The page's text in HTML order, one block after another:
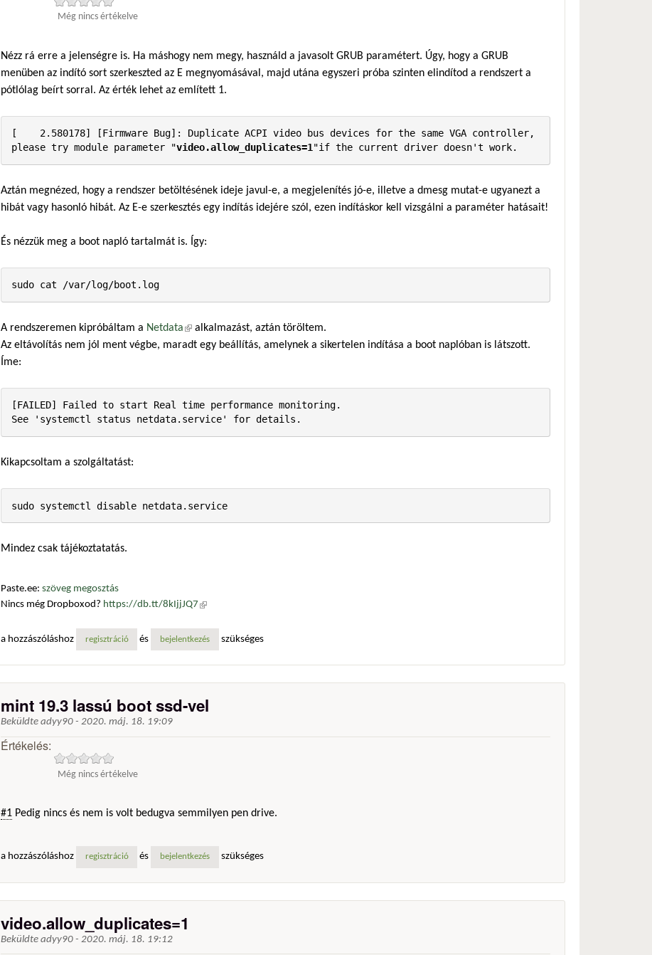
Még nincs értékelve
Nézz rá erre a jelenségre is. Ha máshogy nem megy, használd a javasolt GRUB paramétert. Úgy, hogy a GRUB
menüben az indító sort szerkeszted az E megnyomásával, majd utána egyszeri próba szinten elindítod a rendszert a
pótlólag beírt sorral. Az érték lehet az említett 1.
[    2.580178] [Firmware Bug]: Duplicate ACPI video bus devices for the same VGA controller,
please try module parameter "video.allow_duplicates=1"if the current driver doesn't work.
Aztán megnézed, hogy a rendszer betöltésének ideje javul-e, a megjelenítés jó-e, illetve a dmesg mutat-e ugyanezt a
hibát vagy hasonló hibát. Az E-e szerkesztés egy indítás idejére szól, ezen indításkor kell vizsgálni a paraméter hatásait!
És nézzük meg a boot napló tartalmát is. Így:
sudo cat /var/log/boot.log
A rendszeremen kipróbáltam a Netdata(külső hivatkozás)
alkalmazást, aztán töröltem.
Az eltávolítás nem jól ment végbe, maradt egy beállítás, amelynek a sikertelen indítása a boot naplóban is látszott.
Íme:
[FAILED] Failed to start Real time performance monitoring.
See 'systemctl status netdata.service' for details.
Kikapcsoltam a szolgáltatást:
sudo systemctl disable netdata.service
Mindez csak tájékoztatatás.
Paste.ee: szöveg megosztás
Nincs még Dropboxod? https://db.tt/8kIjjJQ7 (külső hivatkozás)
a hozzászóláshoz regisztráció és bejelentkezés szükséges
mint 19.3 lassú boot ssd-vel
Beküldte adyy90 - 2020. máj. 18. 19:09
Értékelés:
Még nincs értékelve
#1 Pedig nincs és nem is volt bedugva semmilyen pen drive.
a hozzászóláshoz regisztráció és bejelentkezés szükséges
video.allow_duplicates=1
Beküldte adyy90 - 2020. máj. 18. 19:12